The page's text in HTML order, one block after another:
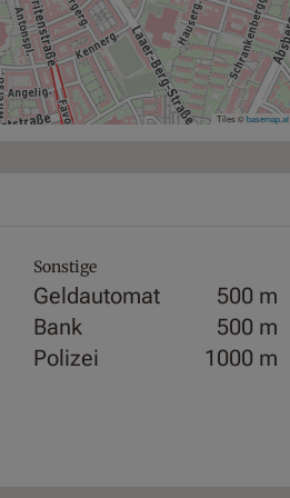
Tiles ©basemap.at
Sonstige
Geldautomat
500 m
Bank
500 m
Polizei
1000 m